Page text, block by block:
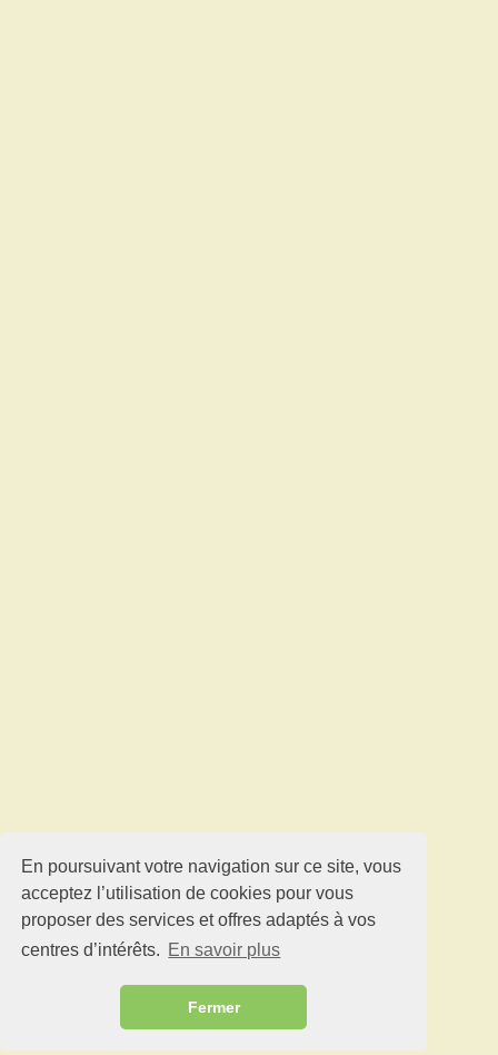
En poursuivant votre navigation sur ce site, vous
acceptez l’utilisation de cookies pour vous
proposer des services et offres adaptés à vos
centres d’intérêts. En savoir plus
Fermer